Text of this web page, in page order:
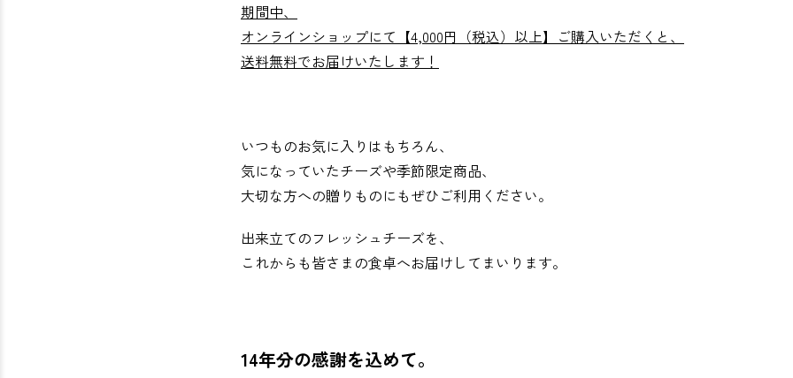
期間中、
オンラインショップにて 【4,000円（税込）以上】ご購入いただくと、
送料無料でお届けいたします！
いつものお気に入りはもちろん、
気になっていたチーズや季節限定商品、
大切な方への贈りものにもぜひご利用ください。
出来立てのフレッシュチーズを、
これからも皆さまの食卓へお届けしてまいります。
14年分の感謝を込めて。